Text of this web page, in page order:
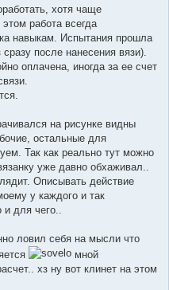
хотя чаще
работа всегда
навыкам. Испытания прошла
после нанесения вязи).
оплачена, иногда за ее счет
на рисунке видны
остальные для
Так как реально тут можно
уже давно обхаживал..
Описывать действие
у каждого и так
для чего..
ловил себя на мысли что
мной
хз ну вот клинет на этом